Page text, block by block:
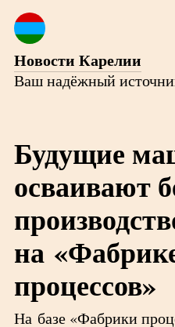
Новости Карелии
Ваш надёжный
Будущие
осваивают
на
процессов»
На базе «Фабрики